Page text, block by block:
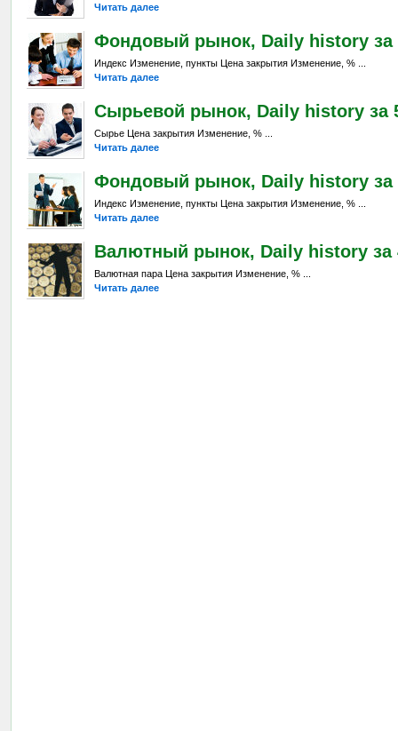
Читать далее
Фондовый рынок, Daily history за
Индекс Изменение, пункты Цена закрытия Изменение, % ...
Читать далее
Сырьевой рынок, Daily history за
Сырье Цена закрытия Изменение, % ...
Читать далее
Фондовый рынок, Daily history за
Индекс Изменение, пункты Цена закрытия Изменение, % ...
Читать далее
Валютный рынок, Daily history за
Валютная пара Цена закрытия Изменение, % ...
Читать далее